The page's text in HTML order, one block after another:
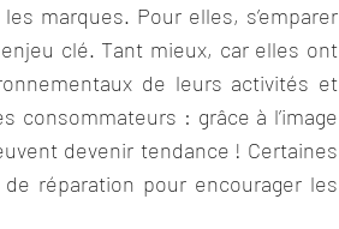
marques. Pour elles, s’emparer
clé. Tant mieux, car elles ont
de leurs activités et
consommateurs : grâce à l’image
devenir tendance ! Certaines
réparation pour encourager les